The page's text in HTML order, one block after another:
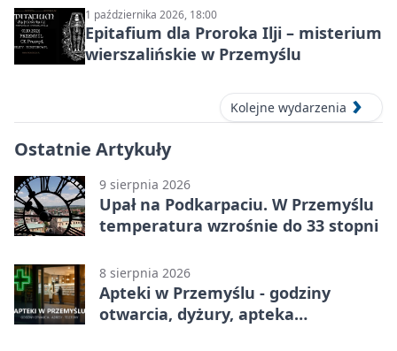
1 października 2026, 18:00
Epitafium dla Proroka Ilji – misterium
wierszalińskie w Przemyślu
Kolejne wydarzenia
Ostatnie Artykuły
9 sierpnia 2026
Upał na Podkarpaciu. W Przemyślu
temperatura wzrośnie do 33 stopni
8 sierpnia 2026
Apteki w Przemyślu - godziny
otwarcia, dyżury, apteka